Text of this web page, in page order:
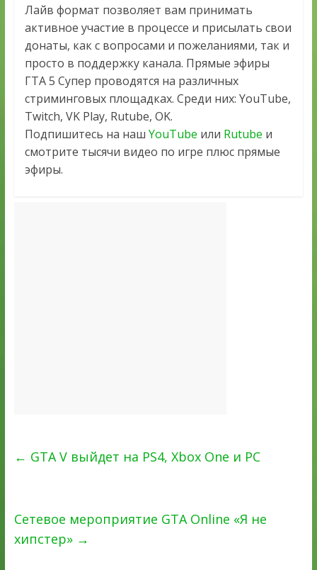
Лайв формат позволяет вам принимать
активное участие в процессе и присылать свои
донаты, как с вопросами и пожеланиями, так и
просто в поддержку канала. Прямые эфиры
ГТА 5 Супер проводятся на различных
стриминговых площадках. Среди них: YouTube,
Twitch, VK Play, Rutube, OK.
Подпишитесь на наш YouTube или Rutube и
смотрите тысячи видео по игре плюс прямые
эфиры.
← GTA V выйдет на PS4, Xbox One и PC
Сетевое мероприятие GTA Online «Я не
хипстер» →